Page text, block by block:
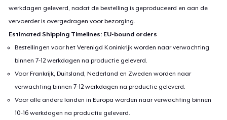
werkdagen geleverd, nadat de bestelling is geproduceerd en aan de
vervoerder is overgedragen voor bezorging.
Estimated Shipping Timelines: EU-bound orders
Bestellingen voor het Verenigd Koninkrijk worden naar verwachting
binnen 7-12 werkdagen na productie geleverd.
Voor Frankrijk, Duitsland, Nederland en Zweden worden naar
verwachting binnen 7-12 werkdagen na productie geleverd.
Voor alle andere landen in Europa worden naar verwachting binnen
10-16 werkdagen na productie geleverd.